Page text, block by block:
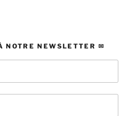
NOTRE NEWSLETTER ✉